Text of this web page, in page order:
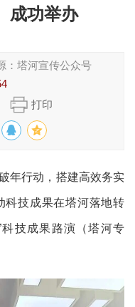
成功举办
：塔河宣传公众号
打印
年行动，搭建高效务实
科技成果在塔河落地转
科技成果路演（塔河专